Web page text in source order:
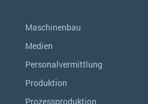
Maschinenbau
Medien
Personalvermittlung
Produktion
Prozessproduktion